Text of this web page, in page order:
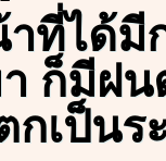
ที่ได้มี
ก็มีฝน
เป็นร